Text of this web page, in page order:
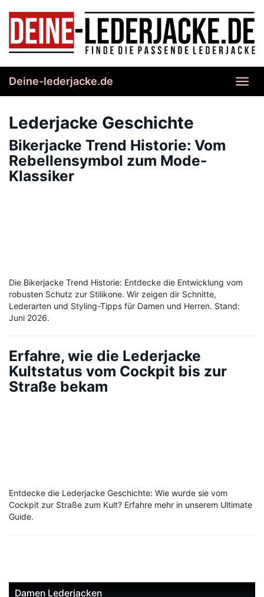
content
Deine-lederjacke.de
Lederjacke Geschichte
Bikerjacke Trend Historie: Vom
Rebellensymbol zum Mode-
Klassiker
Die Bikerjacke Trend Historie: Entdecke die Entwicklung vom
robusten Schutz zur Stilikone. Wir zeigen dir Schnitte,
Lederarten und Styling-Tipps für Damen und Herren. Stand:
Juni 2026.
Erfahre, wie die Lederjacke
Kultstatus vom Cockpit bis zur
Straße bekam
Entdecke die Lederjacke Geschichte: Wie wurde sie vom
Cockpit zur Straße zum Kult? Erfahre mehr in unserem Ultimate
Guide.
Damen Lederjacken